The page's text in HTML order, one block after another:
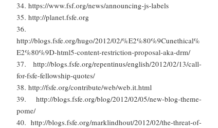
34. https://www.fsf.org/news/announcing-js-labels
35. http://planet.fsfe.org
36.
http://blogs.fsfe.org/hugo/2012/02/%E2%80%9Cunethical%
E2%80%9D-html5-content-restriction-proposal-aka-drm/
37. http://blogs.fsfe.org/repentinus/english/2012/02/13/call-
for-fsfe-fellowship-quotes/
38. http://fsfe.org/contribute/web/web.it.html
39. http://blogs.fsfe.org/blog/2012/02/05/new-blog-theme-
pome/
40. http://blogs.fsfe.org/marklindhout/2012/02/the-threat-of-